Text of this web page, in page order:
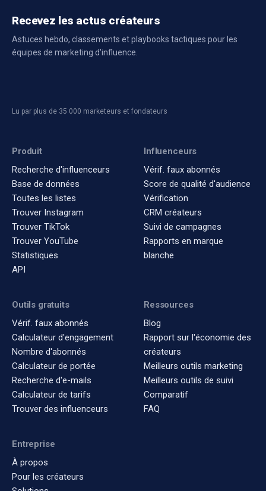
Recevez les actus créateurs
Astuces hebdo, classements et playbooks tactiques pour les
équipes de marketing d'influence.
Lu par plus de 35 000 marketeurs et fondateurs
Produit
Recherche d'influenceurs
Base de données
Toutes les listes
Trouver Instagram
Trouver TikTok
Trouver YouTube
Statistiques
API
Influenceurs
Vérif. faux abonnés
Score de qualité d'audience
Vérification
CRM créateurs
Suivi de campagnes
Rapports en marque
blanche
Outils gratuits
Vérif. faux abonnés
Calculateur d'engagement
Nombre d'abonnés
Calculateur de portée
Recherche d'e-mails
Calculateur de tarifs
Trouver des influenceurs
Ressources
Blog
Rapport sur l'économie des
créateurs
Meilleurs outils marketing
Meilleurs outils de suivi
Comparatif
FAQ
Entreprise
À propos
Pour les créateurs